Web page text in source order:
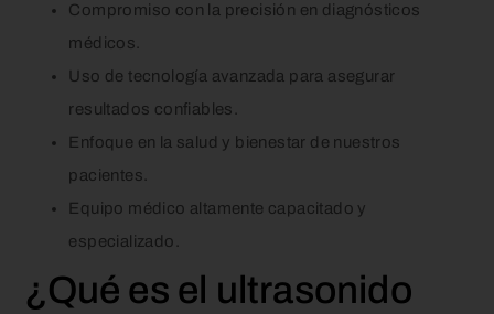
Compromiso con la precisión en diagnósticos
médicos.
Uso de tecnología avanzada para asegurar
resultados confiables.
Enfoque en la salud y bienestar de nuestros
pacientes.
Equipo médico altamente capacitado y
especializado.
¿Qué es el ultrasonido